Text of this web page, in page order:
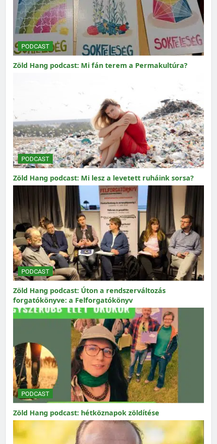
PODCAST
Zöld Hang podcast: Mi fán terem a Permakultúra?
PODCAST
Zöld Hang podcast: Mi lesz a levetett ruháink sorsa?
PODCAST
Zöld Hang podcast: Úton a rendszerváltozás
forgatókönyve: a Felforgatókönyv
PODCAST
Zöld Hang podcast: hétköznapok zöldítése